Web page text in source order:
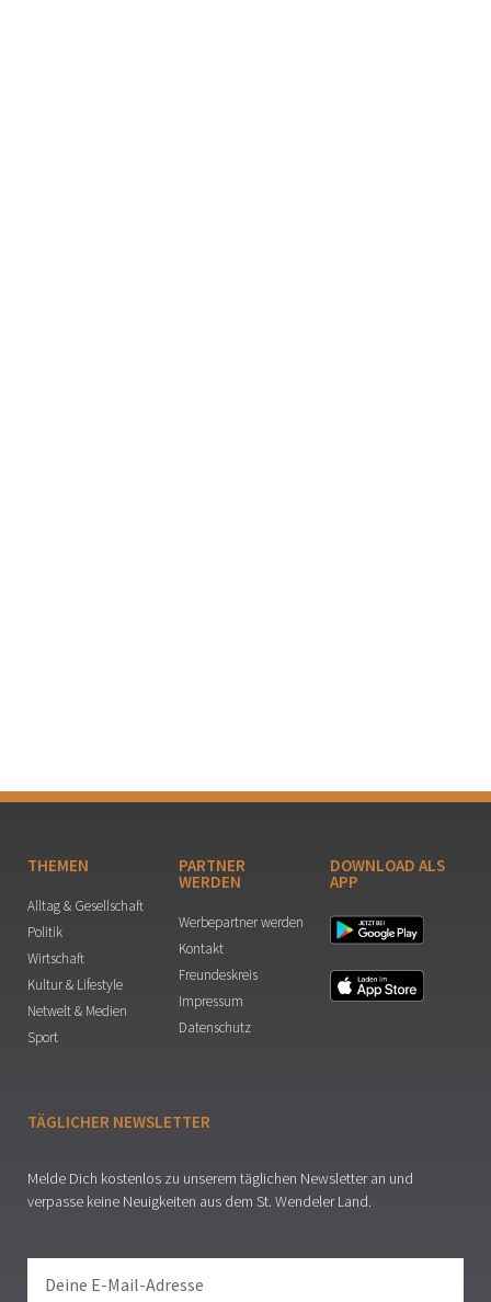
THEMEN
Alltag & Gesellschaft
Politik
Wirtschaft
Kultur & Lifestyle
Netwelt & Medien
Sport
PARTNER
WERDEN
Werbepartner werden
Kontakt
Freundeskreis
Impressum
Datenschutz
DOWNLOAD ALS
APP
TÄGLICHER NEWSLETTER
Melde Dich kostenlos zu unserem täglichen Newsletter an und
verpasse keine Neuigkeiten aus dem St. Wendeler Land.